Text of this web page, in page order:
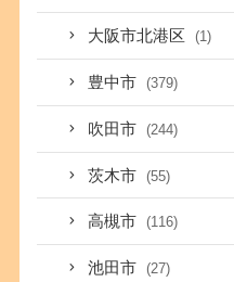
大阪市北港区 (1)
豊中市 (379)
吹田市 (244)
茨木市 (55)
高槻市 (116)
池田市 (27)